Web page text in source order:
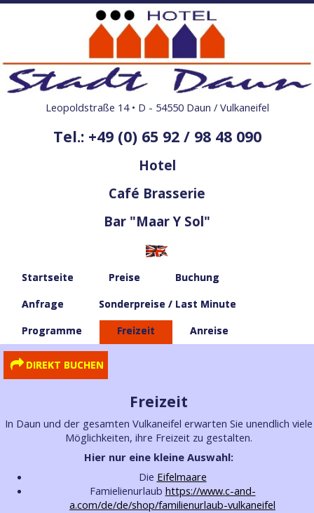
Leopoldstraße 14 • D - 54550 Daun / Vulkaneifel
Tel.: +49 (0) 65 92 / 98 48 090
Hotel
Café Brasserie
Bar "Maar Y Sol"
Startseite Preise
Buchung
Anfrage
Sonderpreise / Last Minute
Programme
Freizeit Anreise
DIREKT BUCHEN
Freizeit
In Daun und der gesamten Vulkaneifel erwarten Sie unendlich viele
Möglichkeiten, ihre Freizeit zu gestalten.
Hier nur eine kleine Auswahl:
Die Eifelmaare
Famielienurlaub https://www.c-and-
a.com/de/de/shop/familienurlaub-vulkaneifel